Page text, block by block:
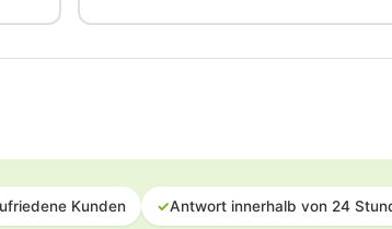
Kunden ✓Antwort innerhalb von 24